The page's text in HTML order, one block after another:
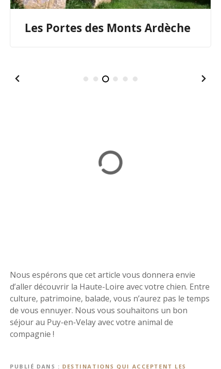
Les Portes des Monts Ardèche
Nous espérons que cet article vous donnera envie
d’aller découvrir la Haute-Loire avec votre chien. Entre
culture, patrimoine, balade, vous n’aurez pas le temps
de vous ennuyer. Nous vous souhaitons un bon
séjour au Puy-en-Velay avec votre animal de
compagnie !
PUBLIÉ DANS
DESTINATIONS QUI ACCEPTENT LES